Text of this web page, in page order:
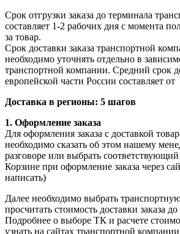
Срок отгрузки заказа до терминала
составляет 1-2 рабочих дня с момента
за товар.
Срок доставки заказа транспортной
необходимо уточнять отдельно в
транспортной компании. Средний срок
европейской части России составляет
Доставка в регионы: 5 шагов
1. Оформление заказа
Для оформления заказа с доставкой
необходимо сказать об этом нашему
разговоре или выбрать
Корзине при оформление заказа через
написать)
Далее необходимо выбрать
просчитать стоимость доставки заказа
Подробнее о выборе ТК и расчете
узнать на сайтах транспортной